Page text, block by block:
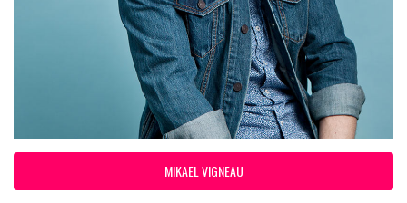
MIKAEL VIGNEAU